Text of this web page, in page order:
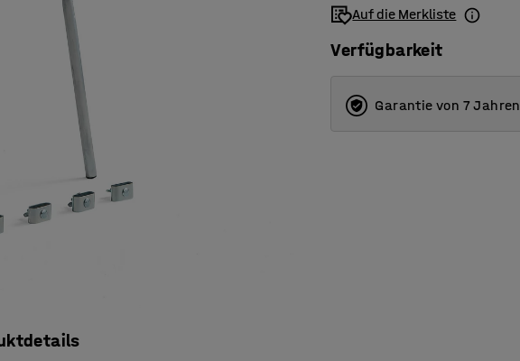
Auf die Merkliste
Verfügbarkeit
Garantie von 7 Jahren